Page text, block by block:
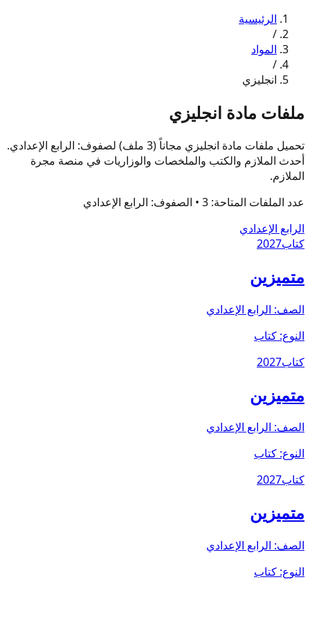
الرئيسية
/
المواد
/
انجليزي
ملفات مادة انجليزي
تحميل ملفات مادة انجليزي مجاناً (3 ملف) لصفوف: الرابع الإعدادي.
أحدث الملازم والكتب والملخصات والوزاريات في منصة مجرة
الملازم.
عدد الملفات المتاحة: 3 • الصفوف: الرابع الإعدادي
الرابع الإعدادي
كتاب2027
متميزين
الصف: الرابع الإعدادي
النوع: كتاب
كتاب2027
متميزين
الصف: الرابع الإعدادي
النوع: كتاب
كتاب2027
متميزين
الصف: الرابع الإعدادي
النوع: كتاب